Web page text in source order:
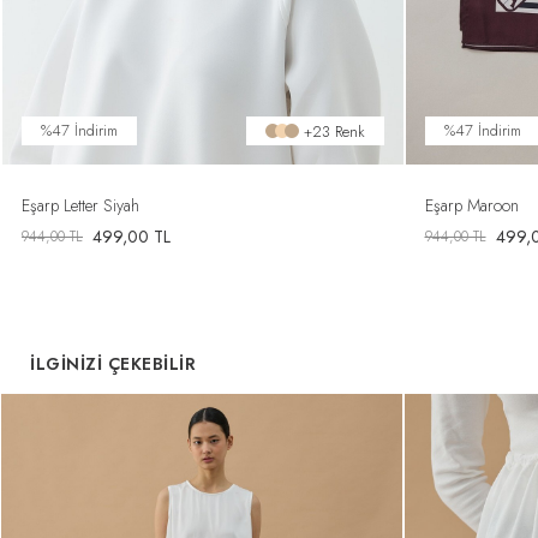
%47 İndirim +23 Renk
Eşarp Letter Siyah
944,00TL 499,00 TL
%47 İndirim
Eşarp Maroon
944,00TL
+13 Renk
Mıknatıs Pembe
59,00TL
İLGİNİZİ ÇEKEBİLİR